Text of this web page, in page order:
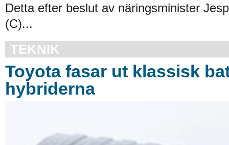
Detta efter beslut av näringsminister
(C)...
TEKNIK
Toyota fasar ut klassisk
hybriderna